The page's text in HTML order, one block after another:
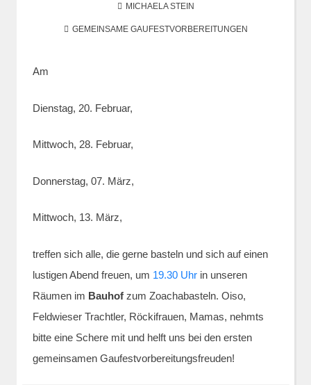
MICHAELA STEIN
GEMEINSAME GAUFESTVORBEREITUNGEN
Am
Dienstag, 20. Februar,
Mittwoch, 28. Februar,
Donnerstag, 07. März,
Mittwoch, 13. März,
treffen sich alle, die gerne basteln und sich auf einen
lustigen Abend freuen, um 19.30 Uhrin unseren
Räumen im Bauhofzum Zoachabasteln. Oiso,
Feldwieser Trachtler, Röckifrauen, Mamas, nehmts
bitte eine Schere mit und helft uns bei den ersten
gemeinsamen Gaufestvorbereitungsfreuden!